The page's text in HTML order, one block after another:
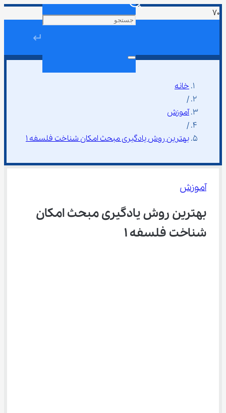
↵
خانه
/
آموزش
/
بهترین روش یادگیری مبحث امکان شناخت فلسفه ۱
آموزش
بهترین روش یادگیری مبحث امکان
شناخت فلسفه ۱